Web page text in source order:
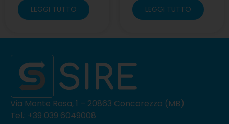
LEGGI TUTTO LEGGI TUTTO
Via Monte Rosa, 1 – 20863 Concorezzo (MB)
Tel.: +39 039 6049008